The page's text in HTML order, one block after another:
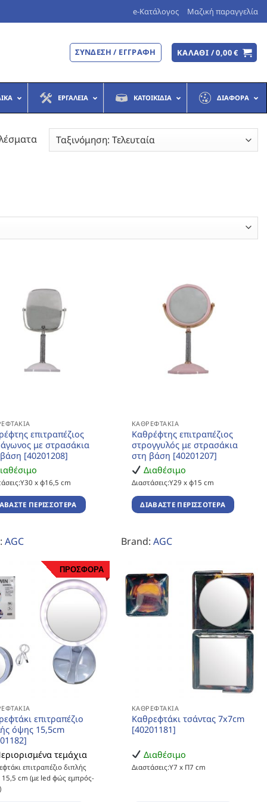
e-Κατάλογος Μαζική παραγγελία
ΣΎΝΔΕΣΗ / ΕΓΓΡΑΦΉ ΚΑΛΆΘΙ /0,00€
ΕΡΓΑΛΕΊΑ ΚΑΤΟΙΚΊΔΙΑ ΔΙΆΦΟΡΑ
Sorted
επιτραπέζιος
με στρασάκια
[40201208]
x φ16,5 cm
ΠΕΡΙΣΣΌΤΕΡΑ
AGC
ΚΑΘΡΕΦΤΆΚΙΑ
Καθρέφτης επιτραπέζιος
στρογγυλός με στρασάκια
στη βάση [40201207]
Διαθέσιμο
Διαστάσεις:Υ29 x φ15 cm
ΔΙΑΒΆΣΤΕ ΠΕΡΙΣΣΌΤΕΡΑ
Brand:AGC
ΠΡΟΣΦΟΡΑ
επιτραπέζιο
όψης 15,5cm
τεμάχια
επιτραπέζιο διπλής
cm (με led φώς εμπρός-
ΚΑΘΡΕΦΤΆΚΙΑ
Καθρεφτάκι τσάντας 7x7cm
[40201181]
Διαθέσιμο
Διαστάσεις:Υ7 x Π7 cm